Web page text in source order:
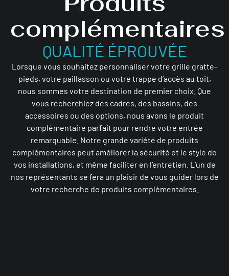
complémentaires
QUALITÉ ÉPROUVÉE
Lorsque vous souhaitez personnaliser votre grille gratte-
pieds, votre paillasson ou votre trappe d’accès au toit,
nous sommes votre destination de premier choix. Que
vous recherchiez des cadres, des bassins, des
accessoires ou des options, nous avons le produit
complémentaire parfait pour rendre votre entrée
remarquable. Notre grande variété de produits
complémentaires peut améliorer la sécurité et le style de
vos installations, et même faciliter en l’entretien. L’un de
nos représentants se fera un plaisir de vous guider lors de
votre recherche de produits complémentaires.